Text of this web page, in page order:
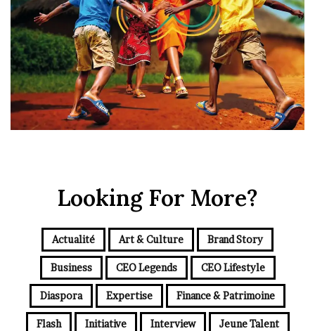
Looking For More?
Actualité Art & Culture Brand Story
Business CEO Legends CEO Lifestyle
Diaspora Expertise Finance & Patrimoine
Flash Initiative Interview Jeune Talent